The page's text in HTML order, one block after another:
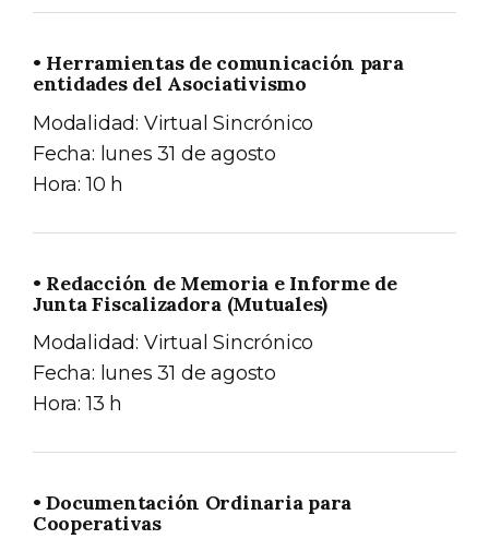
• Herramientas de comunicación para
entidades del Asociativismo
Modalidad: Virtual Sincrónico
Fecha: lunes 31 de agosto
Hora: 10 h
• Redacción de Memoria e Informe de
Junta Fiscalizadora (Mutuales)
Modalidad: Virtual Sincrónico
Fecha: lunes 31 de agosto
Hora: 13 h
• Documentación Ordinaria para
Cooperativas